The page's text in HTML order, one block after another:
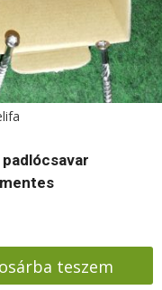
teszem